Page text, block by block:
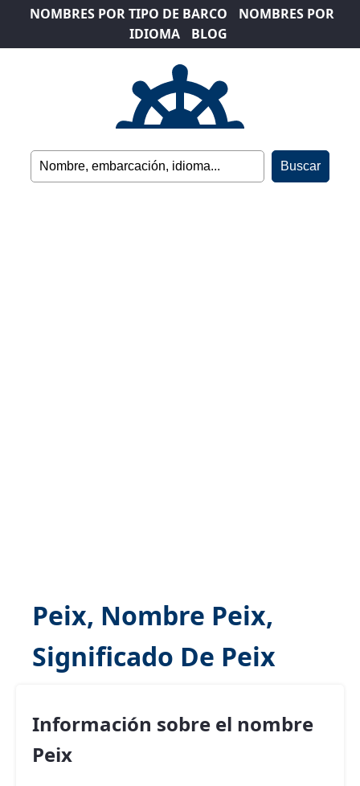
NOMBRES POR TIPO DE BARCO
NOMBRES POR
IDIOMA
BLOG
Peix, Nombre Peix,
Significado De Peix
Información sobre el nombre
Peix